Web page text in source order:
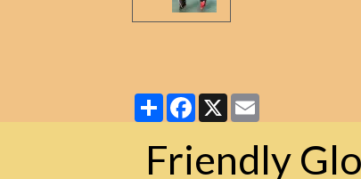
Partager
Facebook
X
Friendly